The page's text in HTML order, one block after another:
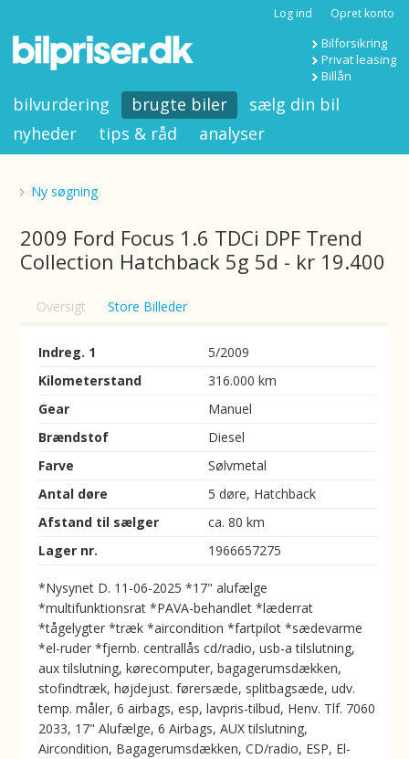
Log ind Opret konto
Bilforsikring
Privat leasing
Billån
bilvurdering brugte biler
sælg din bil
nyheder
tips & råd analyser
Ny søgning
2009 Ford Focus 1.6 TDCi DPF Trend
Collection Hatchback 5g 5d - kr 19.400
Oversigt Store Billeder
Indreg. 1
5/2009
Kilometerstand
316.000 km
Gear
Manuel
Brændstof
Diesel
Farve
Sølvmetal
Antal døre
5 døre, Hatchback
Afstand til sælger
ca. 80 km
Lager nr.
1966657275
*Nysynet D. 11-06-2025 *17" alufælge
*multifunktionsrat *PAVA-behandlet *læderrat
*tågelygter *træk *aircondition *fartpilot *sædevarme
*el-ruder *fjernb. centrallås cd/radio, usb-a tilslutning,
aux tilslutning, kørecomputer, bagagerumsdækken,
stofindtræk, højdejust. førersæde, splitbagsæde, udv.
temp. måler, 6 airbags, esp, lavpris-tilbud, Henv. Tlf. 7060
2033, 17" Alufælge, 6 Airbags, AUX tilslutning,
Aircondition, Bagagerumsdækken, CD/radio, ESP, El-